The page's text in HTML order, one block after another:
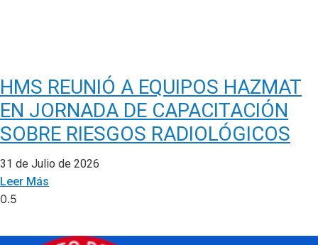
HMS REUNIÓ A EQUIPOS HAZMAT
EN JORNADA DE CAPACITACIÓN
SOBRE RIESGOS RADIOLÓGICOS
31 de Julio de 2026
Leer Más